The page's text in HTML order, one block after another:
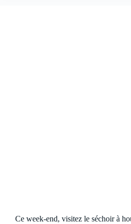
Ce week-end, visitez le séchoir à